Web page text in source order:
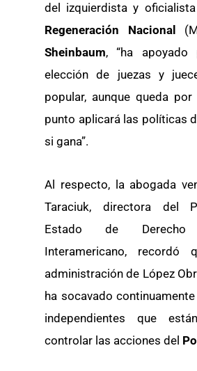
del izquierdista y oficialista
Regeneración Nacional
Sheinbaum, “ha apoyado
elección de juezas y
popular, aunque queda
punto aplicará las políticas
si gana”.
Al respecto, la abogada
Taraciuk, directora del
Estado de
Interamericano, recordó
administración de López
ha socavado
independientes que
controlar las acciones del